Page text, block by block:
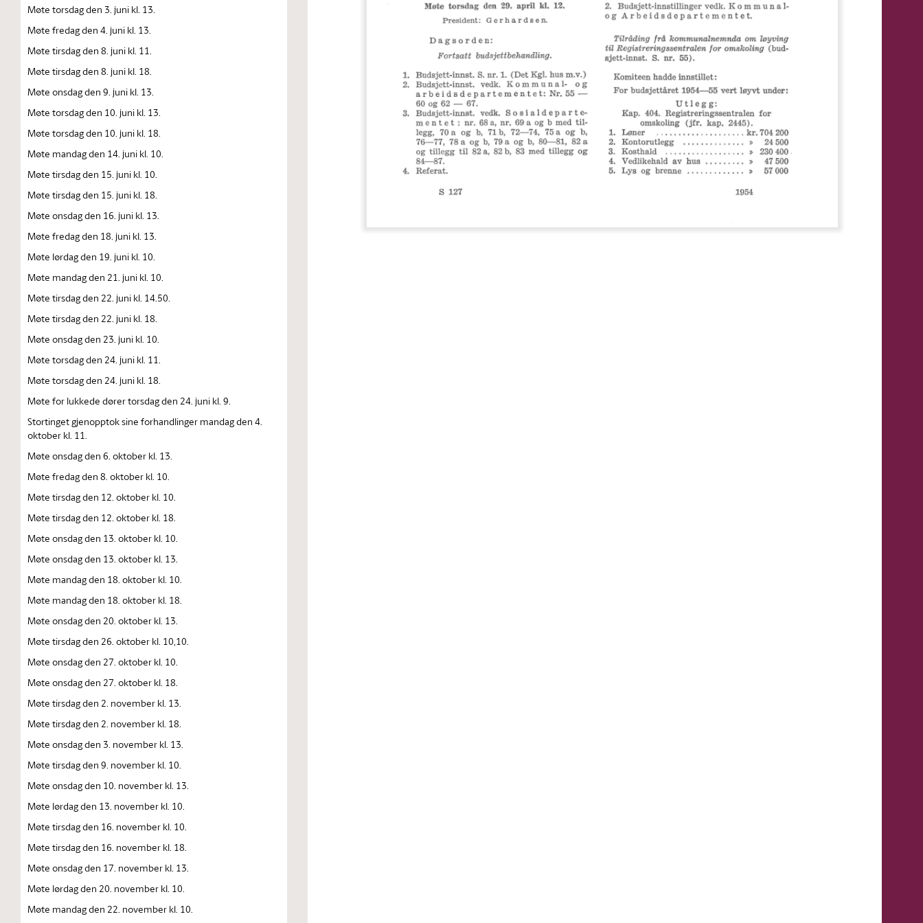
Møte torsdag den 3. juni kl. 13.
Møte fredag den 4. juni kl. 13.
Møte tirsdag den 8. juni kl. 11.
Møte tirsdag den 8. juni kl. 18.
Møte onsdag den 9. juni kl. 13.
Møte torsdag den 10. juni kl. 13.
Møte torsdag den 10. juni kl. 18.
Møte mandag den 14. juni kl. 10.
Møte tirsdag den 15. juni kl. 10.
Møte tirsdag den 15. juni kl. 18.
Møte onsdag den 16. juni kl. 13.
Møte fredag den 18. juni kl. 13.
Møte lørdag den 19. juni kl. 10.
Møte mandag den 21. juni kl. 10.
Møte tirsdag den 22. juni kl. 14.50.
Møte tirsdag den 22. juni kl. 18.
Møte onsdag den 23. juni kl. 10.
Møte torsdag den 24. juni kl. 11.
Møte torsdag den 24. juni kl. 18.
Møte for lukkede dører torsdag den 24. juni kl. 9.
Stortinget gjenopptok sine forhandlinger mandag den 4.
oktober kl. 11.
Møte onsdag den 6. oktober kl. 13.
Møte fredag den 8. oktober kl. 10.
Møte tirsdag den 12. oktober kl. 10.
Møte tirsdag den 12. oktober kl. 18.
Møte onsdag den 13. oktober kl. 10.
Møte onsdag den 13. oktober kl. 13.
Møte mandag den 18. oktober kl. 10.
Møte mandag den 18. oktober kl. 18.
Møte onsdag den 20. oktober kl. 13.
Møte tirsdag den 26. oktober kl. 10,10.
Møte onsdag den 27. oktober kl. 10.
Møte onsdag den 27. oktober kl. 18.
Møte tirsdag den 2. november kl. 13.
Møte tirsdag den 2. november kl. 18.
Møte onsdag den 3. november kl. 13.
Møte tirsdag den 9. november kl. 10.
Møte onsdag den 10. november kl. 13.
Møte lørdag den 13. november kl. 10.
Møte tirsdag den 16. november kl. 10.
Møte tirsdag den 16. november kl. 18.
Møte onsdag den 17. november kl. 13.
Møte lørdag den 20. november kl. 10.
Møte mandag den 22. november kl. 10.